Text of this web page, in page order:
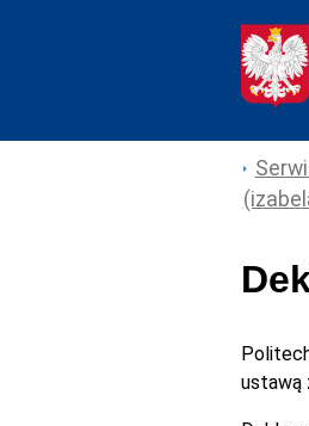
ustawą